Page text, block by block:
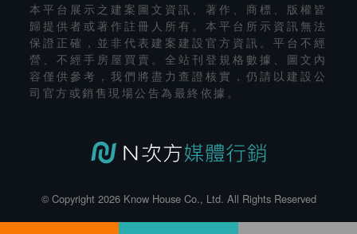
本平台展示之建案圖文資訊、著作、商標、版權皆
歸提供者或著作註冊人所有。本平台所示資訊無法
保證正確，並非代表建案建設官方資訊。平台不經
營、不經手房屋買賣。全站刊登規格數據、圖文內
容僅供參考，我們將盡力查證核實，仍請以建設公
司官方或銷售現場公告為最終依據。
© Copyright 2026 Know House Co., Ltd. All Rights Reserved